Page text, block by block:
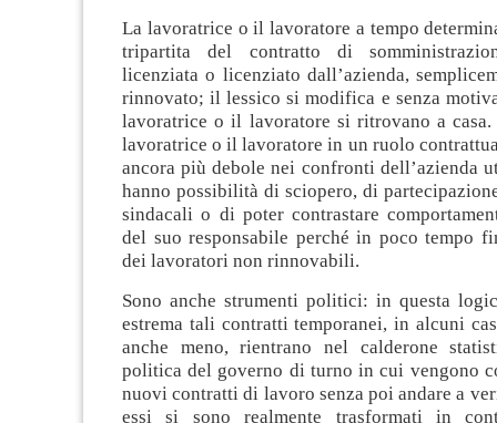
La lavoratrice o il lavoratore a tempo
tripartita del contratto di
licenziata o licenziato dall’azienda,
rinnovato; il lessico si modifica e senza
lavoratrice o il lavoratore si ritrovano a casa.
lavoratrice o il lavoratore in un ruolo
ancora più debole nei confronti dell’azienda
hanno possibilità di sciopero, di
sindacali o di poter contrastare
del suo responsabile perché in poco tempo
dei lavoratori non rinnovabili.
Sono anche strumenti politici: in questa
estrema tali contratti temporanei, in alcuni
anche meno, rientrano nel calderone
politica del governo di turno in cui vengono
nuovi contratti di lavoro senza poi andare a
essi si sono realmente trasformati in